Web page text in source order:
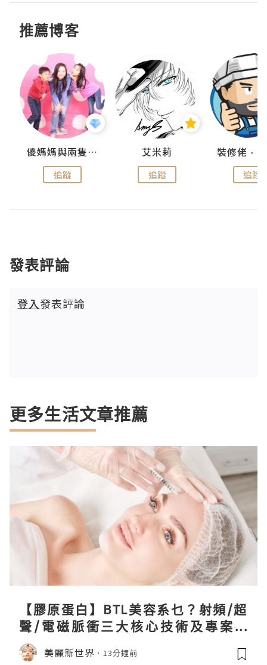
推薦博客
儍媽媽與兩隻小魔怪之家
追蹤
艾米莉
追蹤 追蹤
發表評論
登入發表評論
更多生活文章推薦
【膠原蛋白】BTL美容系乜？射頻/超
聲/電磁脈衝三大核心技術及專案盤
點！
美麗新世界 13分鐘前